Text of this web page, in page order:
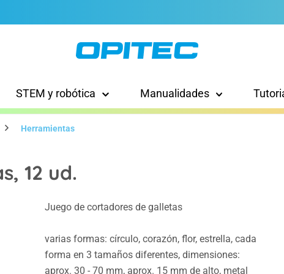
STEM y robótica Manualidades
Herramientas
12 ud.
Juego de cortadores de galletas
varias formas: círculo, corazón, flor, estrella, cada
forma en 3 tamaños diferentes, dimensiones:
aprox. 30 - 70 mm, aprox. 15 mm de alto, metal